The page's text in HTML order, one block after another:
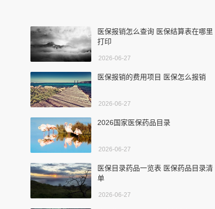
医保报销怎么查询 医保结算表在哪里
打印
2026-06-27
医保报销的费用项目 医保怎么报销
2026-06-27
2026国家医保药品目录
2026-06-27
医保目录药品一览表 医保药品目录清
单
2026-06-27